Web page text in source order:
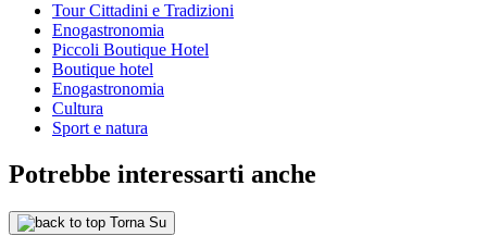
Tour Cittadini e Tradizioni
Enogastronomia
Piccoli Boutique Hotel
Boutique hotel
Enogastronomia
Cultura
Sport e natura
Potrebbe interessarti anche
Torna Su